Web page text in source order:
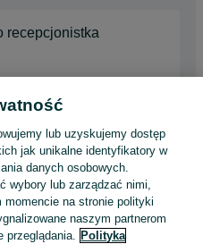
recepcjonistka
lub uzyskujemy dostęp
jak unikalne identyfikatory w
danych osobowych.
wybory lub zarządzać nimi,
momencie na stronie polityki
naszym partnerom
przeglądania. Polityka